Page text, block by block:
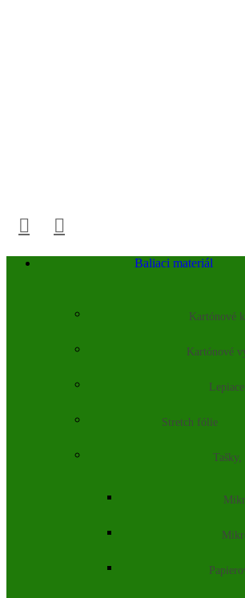
Baliaci materiál
Kartónové
Kartónové
Stretch fólie
Tašky,